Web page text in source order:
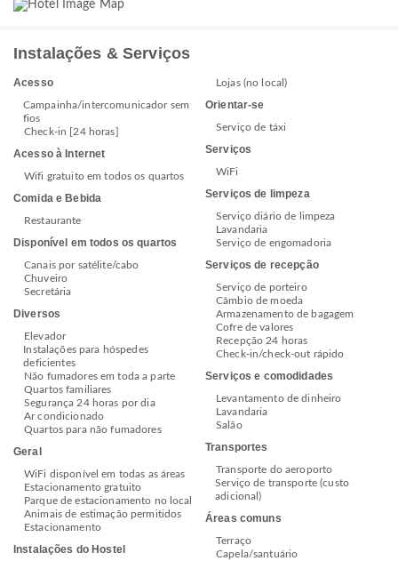
Instalações & Serviços
Acesso
Campainha/intercomunicador sem
fios
Check-in [24 horas]
Acesso à Internet
Wifi gratuito em todos os quartos
Comida e Bebida
Restaurante
Disponível em todos os quartos
Canais por satélite/cabo
Chuveiro
Secretária
Diversos
Elevador
Instalações para hóspedes
deficientes
Não fumadores em toda a parte
Quartos familiares
Segurança 24 horas por dia
Ar condicionado
Quartos para não fumadores
Geral
WiFi disponível em todas as áreas
Estacionamento gratuito
Parque de estacionamento no local
Animais de estimação permitidos
Estacionamento
Instalações do Hostel
Lojas (no local)
Orientar-se
Serviço de táxi
Serviços
WiFi
Serviços de limpeza
Serviço diário de limpeza
Lavandaria
Serviço de engomadoria
Serviços de recepção
Serviço de porteiro
Câmbio de moeda
Armazenamento de bagagem
Cofre de valores
Recepção 24 horas
Check-in/check-out rápido
Serviços e comodidades
Levantamento de dinheiro
Lavandaria
Salão
Transportes
Transporte do aeroporto
Serviço de transporte (custo
adicional)
Áreas comuns
Terraço
Capela/santuário